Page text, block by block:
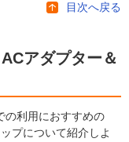
目次へ戻る
アダプター＆
の利用におすすめの
プについて紹介しよ